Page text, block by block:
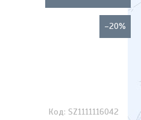
–20%
SZ1111116042